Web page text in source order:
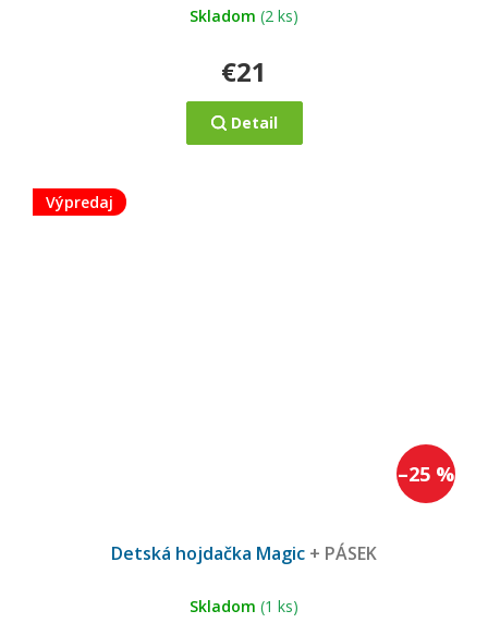
Skladom (2 ks)
€21
Detail
Výpredaj
–25 %
Detská hojdačka Magic + PÁSEK
Skladom (1 ks)